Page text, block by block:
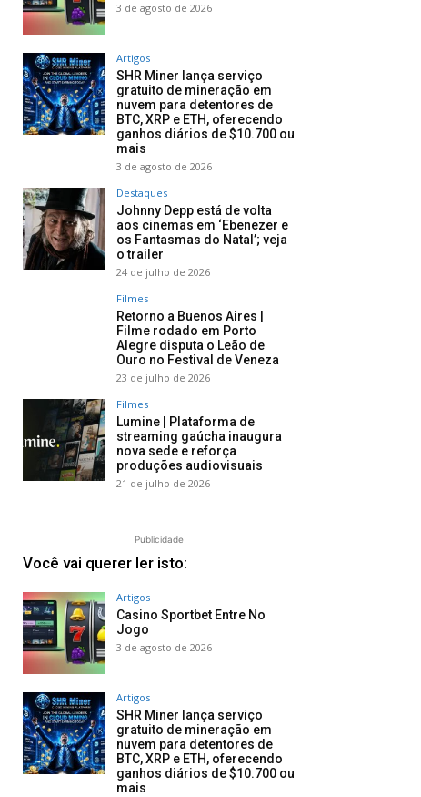
3 de agosto de 2026
Artigos
SHR Miner lança serviço
gratuito de mineração em
nuvem para detentores de
BTC, XRP e ETH, oferecendo
ganhos diários de $10.700 ou
mais
3 de agosto de 2026
Destaques
Johnny Depp está de volta
aos cinemas em ‘Ebenezer e
os Fantasmas do Natal’; veja
o trailer
24 de julho de 2026
Filmes
Retorno a Buenos Aires |
Filme rodado em Porto
Alegre disputa o Leão de
Ouro no Festival de Veneza
23 de julho de 2026
Filmes
Lumine | Plataforma de
streaming gaúcha inaugura
nova sede e reforça
produções audiovisuais
21 de julho de 2026
Publicidade
Você vai querer ler isto:
Artigos
Casino Sportbet Entre No
Jogo
3 de agosto de 2026
Artigos
SHR Miner lança serviço
gratuito de mineração em
nuvem para detentores de
BTC, XRP e ETH, oferecendo
ganhos diários de $10.700 ou
mais